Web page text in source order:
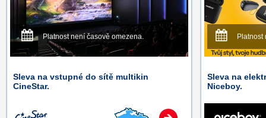
Platnost není časově omezena.
Sleva na vstupné do sítě multikin
CineStar.
Platnost
Sleva na
Niceboy.